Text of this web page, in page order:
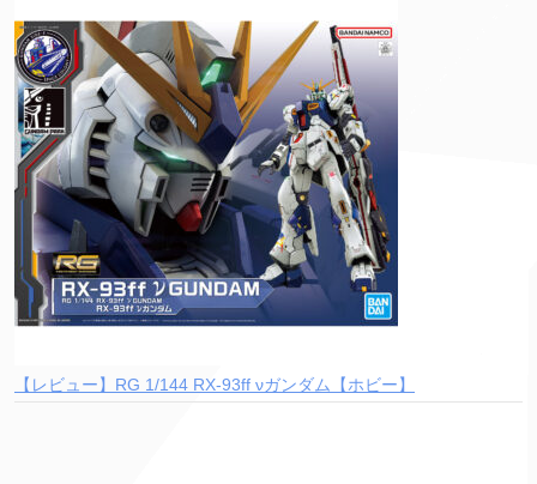
【レビュー】RG 1/144 RX-93ff νガンダム【ホビー】